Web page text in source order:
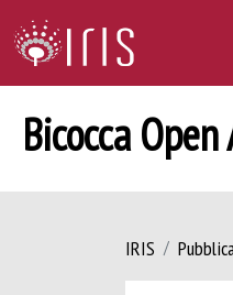
Bicocca
IRIS